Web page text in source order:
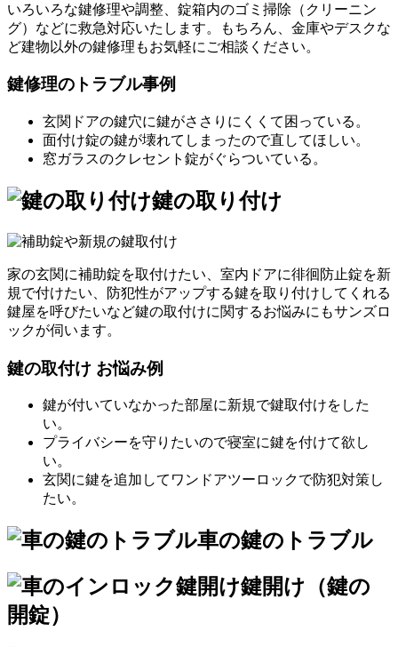
いろいろな鍵修理や調整、錠箱内のゴミ掃除（クリーニン
グ）などに救急対応いたします。もちろん、金庫やデスクな
ど建物以外の鍵修理もお気軽にご相談ください。
鍵修理のトラブル事例
玄関ドアの鍵穴に鍵がささりにくくて困っている。
面付け錠の鍵が壊れてしまったので直してほしい。
窓ガラスのクレセント錠がぐらついている。
鍵の取り付け
家の玄関に補助錠を取付けたい、室内ドアに徘徊防止錠を新
規で付けたい、防犯性がアップする鍵を取り付けしてくれる
鍵屋を呼びたいなど鍵の取付けに関するお悩みにもサンズロ
ックが伺います。
鍵の取付け お悩み例
鍵が付いていなかった部屋に新規で鍵取付けをした
い。
プライバシーを守りたいので寝室に鍵を付けて欲し
い。
玄関に鍵を追加してワンドアツーロックで防犯対策し
たい。
車の鍵のトラブル
鍵開け（鍵の
開錠）